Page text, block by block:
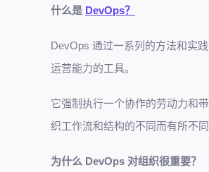
什么是 DevOps？
DevOps 通过一系列的方法和实
运营能力的工具。
它强制执行一个协作的劳动力和
织工作流和结构的不同而有所不同
为什么 DevOps 对组织很重要？